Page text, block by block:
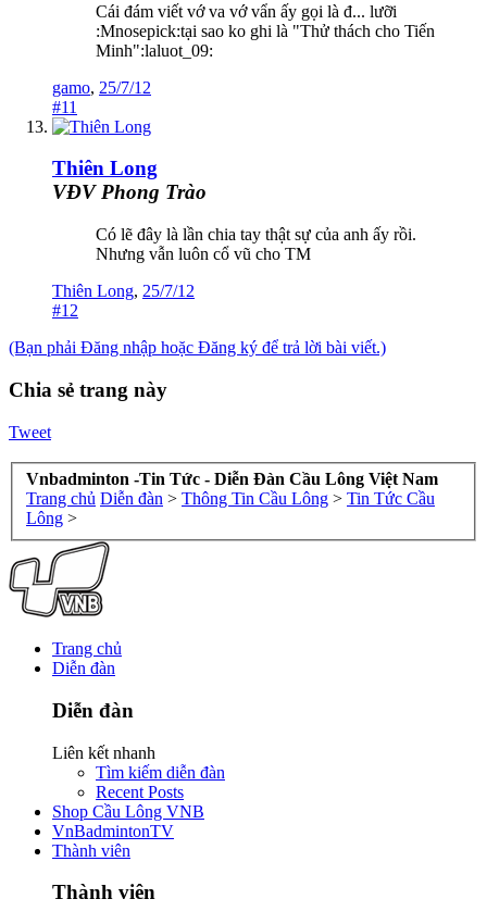
Cái đám viết vớ va vớ vẩn ấy gọi là đ... lưỡi
:Mnosepick:tại sao ko ghi là "Thử thách cho Tiến
Minh":laluot_09:
gamo, 25/7/12
#11
Thiên Long
VĐV Phong Trào
Có lẽ đây là lần chia tay thật sự của anh ấy rồi.
Nhưng vẫn luôn cổ vũ cho TM
Thiên Long, 25/7/12
#12
(Bạn phải Đăng nhập hoặc Đăng ký để trả lời bài viết.)
Chia sẻ trang này
Tweet
Vnbadminton -Tin Tức - Diễn Đàn Cầu Lông Việt Nam
Trang chủ Diễn đàn > Thông Tin Cầu Lông > Tin Tức Cầu
Lông >
Trang chủ
Diễn đàn
Diễn đàn
Liên kết nhanh
Tìm kiếm diễn đàn
Recent Posts
Shop Cầu Lông VNB
VnBadmintonTV
Thành viên
Thành viên